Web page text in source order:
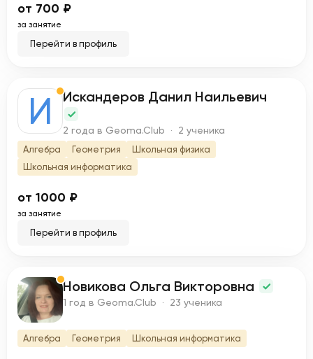
от 700 ₽
за занятие
Перейти в профиль
И Искандеров Данил Наильевич
2 года в Geoma.Club · 2 ученика
Алгебра Геометрия
Школьная физика
Школьная информатика
от 1000 ₽
за занятие
Перейти в профиль
Н Новикова Ольга Викторовна
1 год в Geoma.Club · 23 ученика
Алгебра Геометрия Школьная информатика